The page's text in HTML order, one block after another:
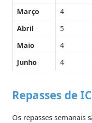
Março
4
Abril
5
Maio
4
Junho
4
Repasses de
Os repasses semanais